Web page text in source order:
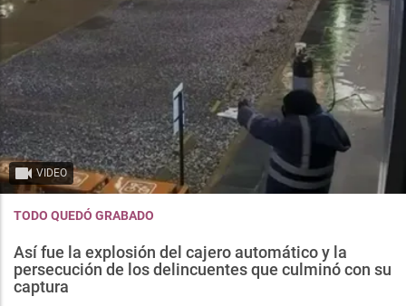
VIDEO
TODO QUEDÓ GRABADO
Así fue la explosión del cajero automático y la
persecución de los delincuentes que culminó con su
captura